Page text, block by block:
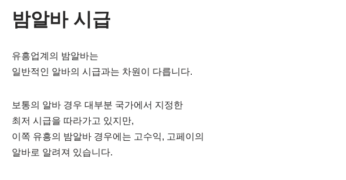
밤알바 시급
유흥업계의 밤알바는
일반적인 알바의 시급과는 차원이 다릅니다.
보통의 알바 경우 대부분 국가에서 지정한
최저 시급을 따라가고 있지만,
이쪽 유흥의 밤알바 경우에는 고수익, 고페이의
알바로 알려져 있습니다.